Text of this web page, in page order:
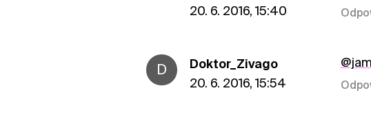
20. 6. 2016, 15:40
D
Doktor_Zivago
20. 6. 2016, 15:54